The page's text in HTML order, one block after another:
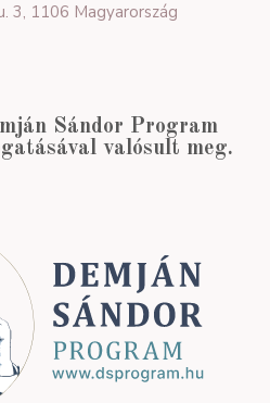
3, 1106 Magyarország
Sándor Program
valósult meg.